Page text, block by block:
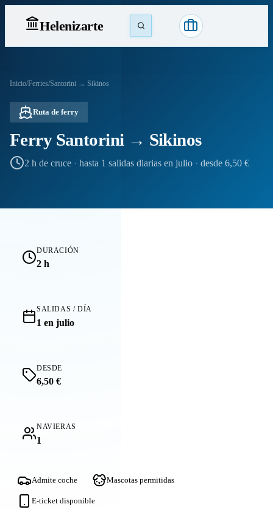
Helenizarte
Inicio/Ferries/Santorini → Sikinos
Ruta de ferry
Ferry Santorini → Sikinos
2 h de cruce · hasta 1 salidas diarias en julio · desde 6,50 €
DURACIÓN
2 h
SALIDAS / DÍA
1 en julio
DESDE
6,50 €
NAVIERAS
1
Admite coche Mascotas permitidas
E-ticket disponible